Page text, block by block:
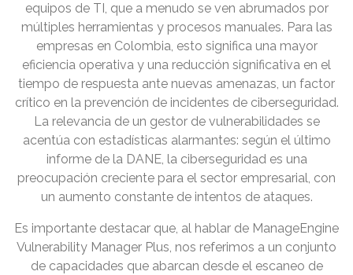
equipos de TI, que a menudo se ven abrumados por
múltiples herramientas y procesos manuales. Para las
empresas en Colombia, esto significa una mayor
eficiencia operativa y una reducción significativa en el
tiempo de respuesta ante nuevas amenazas, un factor
crítico en la prevención de incidentes de ciberseguridad.
La relevancia de un gestor de vulnerabilidades se
acentúa con estadísticas alarmantes: según el último
informe de la DANE, la ciberseguridad es una
preocupación creciente para el sector empresarial, con
un aumento constante de intentos de ataques.
Es importante destacar que, al hablar de ManageEngine
Vulnerability Manager Plus, nos referimos a un conjunto
de capacidades que abarcan desde el escaneo de